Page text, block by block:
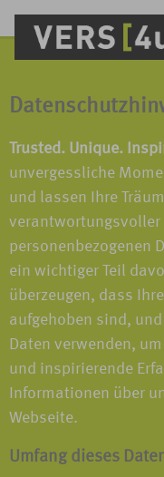
Trusted. Unique.
unvergessliche
und lassen Ihre
verantwortungsvoller
personenbezogenen
ein wichtiger Teil
überzeugen, dass
aufgehoben sind,
Daten verwenden,
und inspirierende
Informationen über
Webseite.
Umfang dieses